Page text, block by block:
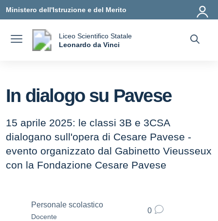
Ministero dell'Istruzione e del Merito
Liceo Scientifico Statale
Leonardo da Vinci
In dialogo su Pavese
15 aprile 2025: le classi 3B e 3CSA
dialogano sull'opera di Cesare Pavese -
evento organizzato dal Gabinetto Vieusseux
con la Fondazione Cesare Pavese
Personale scolastico
Docente
0